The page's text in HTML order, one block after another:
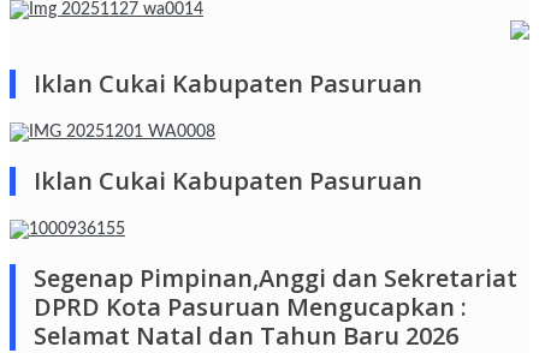
Iklan Cukai Kabupaten Pasuruan
Iklan Cukai Kabupaten Pasuruan
Segenap Pimpinan,Anggi dan Sekretariat
DPRD Kota Pasuruan Mengucapkan :
Selamat Natal dan Tahun Baru 2026